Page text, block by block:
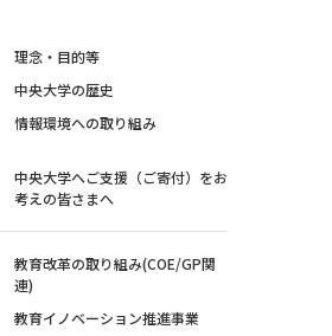
理念・目的等
中央大学の歴史
情報環境への取り組み
中央大学へご支援（ご寄付）をお
考えの皆さまへ
教育改革の取り組み(COE/GP関
連)
教育イノベーション推進事業